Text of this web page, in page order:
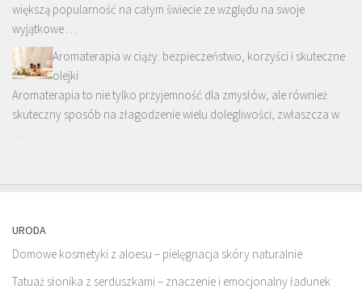
większą popularność na całym świecie ze względu na swoje
wyjątkowe …
Aromaterapia w ciąży: bezpieczeństwo, korzyści i skuteczne
olejki
Aromaterapia to nie tylko przyjemność dla zmysłów, ale również
skuteczny sposób na złagodzenie wielu dolegliwości, zwłaszcza w
…
URODA
Domowe kosmetyki z aloesu – pielęgnacja skóry naturalnie
Tatuaż słonika z serduszkami – znaczenie i emocjonalny ładunek